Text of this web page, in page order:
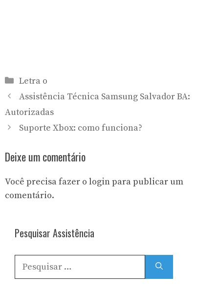
Categorias
Letra o
Assistência Técnica Samsung Salvador BA:
Autorizadas
Suporte Xbox: como funciona?
Deixe um comentário
Você precisa fazer o loginpara publicar um
comentário.
Pesquisar Assistência
por: